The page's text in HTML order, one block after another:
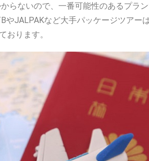
らないので、一番可能性のあるプラ
JALPAKなど大手パッケージツアー
おります。